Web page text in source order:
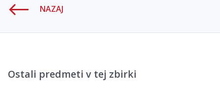
NAZAJ
Ostali predmeti v tej zbirki